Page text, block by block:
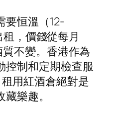
要恒溫（12-
，價錢從每月
不變。香港作為
控制和定期檢查服
用紅酒倉絕對是
樂趣。